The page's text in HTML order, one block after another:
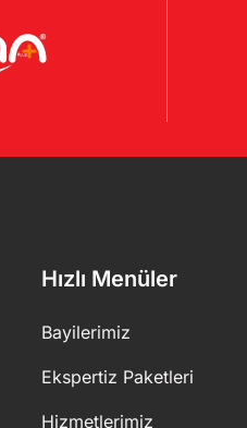
Hızlı Menüler
Bayilerimiz
Ekspertiz Paketleri
Hizmetlerimiz